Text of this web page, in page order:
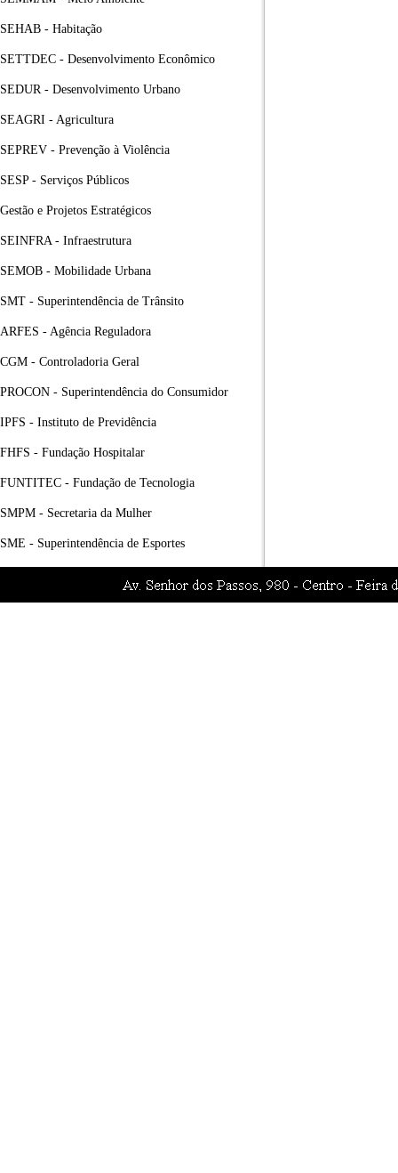
SEHAB - Habitação
SETTDEC - Desenvolvimento Econômico
SEDUR - Desenvolvimento Urbano
SEAGRI - Agricultura
SEPREV - Prevenção à Violência
SESP - Serviços Públicos
Gestão e Projetos Estratégicos
SEINFRA - Infraestrutura
SEMOB - Mobilidade Urbana
SMT - Superintendência de Trânsito
ARFES - Agência Reguladora
CGM - Controladoria Geral
PROCON - Superintendência do Consumidor
IPFS - Instituto de Previdência
FHFS - Fundação Hospitalar
FUNTITEC - Fundação de Tecnologia
SMPM - Secretaria da Mulher
SME - Superintendência de Esportes